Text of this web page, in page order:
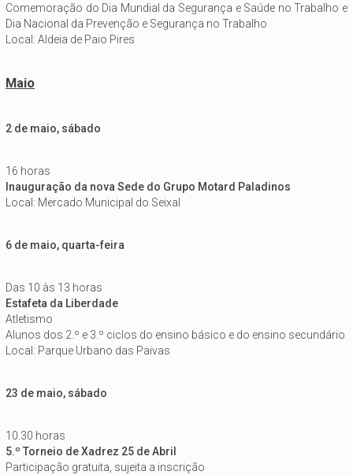
Comemoração do Dia Mundial da Segurança e Saúde no Trabalho e
Dia Nacional da Prevenção e Segurança no Trabalho
Local: Aldeia de Paio Pires
Maio
2 de maio, sábado
16 horas
Inauguração da nova Sede do Grupo Motard Paladinos
Local: Mercado Municipal do Seixal
6 de maio, quarta-feira
Das 10 às 13 horas
Estafeta da Liberdade
Atletismo
Alunos dos 2.º e 3.º ciclos do ensino básico e do ensino secundário
Local: Parque Urbano das Paivas
23 de maio, sábado
10.30 horas
5.º Torneio de Xadrez 25 de Abril
Participação gratuita, sujeita a inscrição